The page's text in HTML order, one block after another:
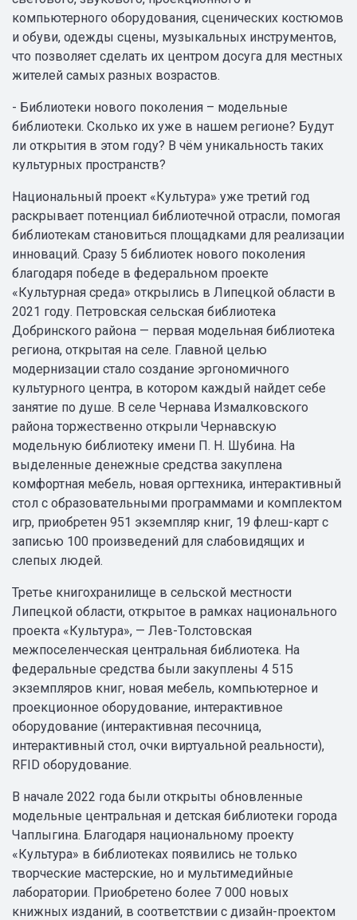
компьютерного оборудования, сценических костюмов
и обуви, одежды сцены, музыкальных инструментов,
что позволяет сделать их центром досуга для местных
жителей самых разных возрастов.
- Библиотеки нового поколения – модельные
библиотеки. Сколько их уже в нашем регионе? Будут
ли открытия в этом году? В чём уникальность таких
культурных пространств?
Национальный проект «Культура» уже третий год
раскрывает потенциал библиотечной отрасли, помогая
библиотекам становиться площадками для реализации
инноваций. Сразу 5 библиотек нового поколения
благодаря победе в федеральном проекте
«Культурная среда» открылись в Липецкой области в
2021 году. Петровская сельская библиотека
Добринского района — первая модельная библиотека
региона, открытая на селе. Главной целью
модернизации стало создание эргономичного
культурного центра, в котором каждый найдет себе
занятие по душе. В селе Чернава Измалковского
района торжественно открыли Чернавскую
модельную библиотеку имени П. Н. Шубина. На
выделенные денежные средства закуплена
комфортная мебель, новая оргтехника, интерактивный
стол с образовательными программами и комплектом
игр, приобретен 951 экземпляр книг, 19 флеш-карт с
записью 100 произведений для слабовидящих и
слепых людей.
Третье книгохранилище в сельской местности
Липецкой области, открытое в рамках национального
проекта «Культура», — Лев-Толстовская
межпоселенческая центральная библиотека. На
федеральные средства были закуплены 4 515
экземпляров книг, новая мебель, компьютерное и
проекционное оборудование, интерактивное
оборудование (интерактивная песочница,
интерактивный стол, очки виртуальной реальности),
RFID оборудование.
В начале 2022 года были открыты обновленные
модельные центральная и детская библиотеки города
Чаплыгина. Благодаря национальному проекту
«Культура» в библиотеках появились не только
творческие мастерские, но и мультимедийные
лаборатории. Приобретено более 7 000 новых
книжных изданий, в соответствии с дизайн-проектом